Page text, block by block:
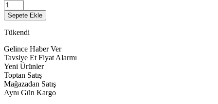
Sepete Ekle
Tükendi
Gelince Haber Ver
Tavsiye Et Fiyat Alarmı
Yeni Ürünler
Toptan Satış
Mağazadan Satış
Aynı Gün Kargo